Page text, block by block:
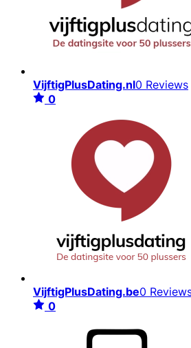
VijftigPlusDating.nl0 Reviews
0
VijftigPlusDating.be0
0